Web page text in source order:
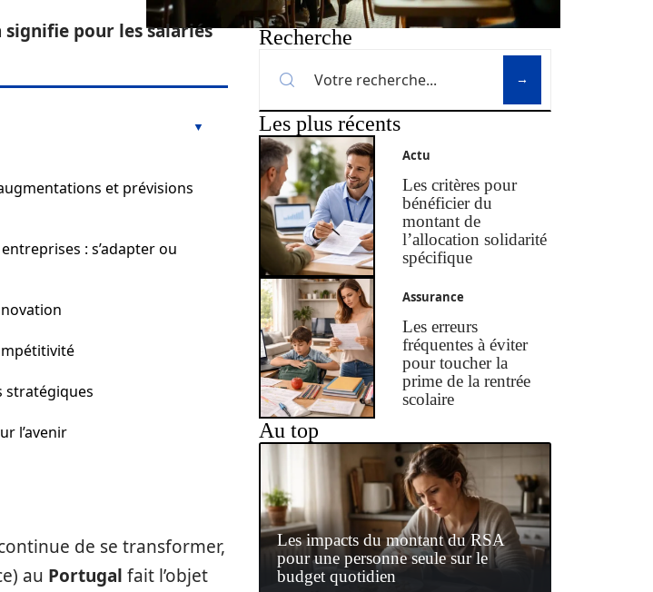
signifie pour les salariés
et prévisions
: s’adapter ou
stratégiques
l’avenir
de se transformer,
au Portugal fait l’objet
Recherche
Les plus récents
Actu
Les critères pour
bénéficier du
montant de
l’allocation solidarité
spécifique
Assurance
Les erreurs
fréquentes à éviter
pour toucher la
prime de la rentrée
scolaire
Au top
Les impacts du montant du RSA
pour une personne seule sur le
budget quotidien